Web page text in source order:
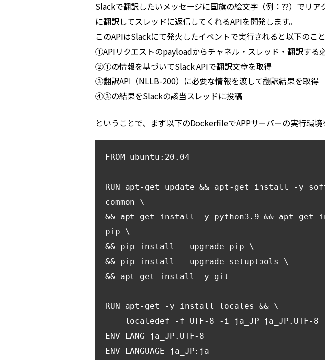
Slackで翻訳したいメッセージに国旗の絵文字（例：??）でリア
に翻訳してスレッドに返信してくれるAPIを開発します。
このAPIはSlackにて発火したイベントで実行されると以下のこ
①APIリクエストのpayloadからチャネル・スレッド・翻訳する
②①の情報を基づいてSlack APIで翻訳文章を取得
③翻訳API（NLLB-200）に必要な情報を渡して翻訳結果を取得
④③の結果をSlackの該当スレッドに投稿
ということで、まず以下のDockerfileでAPPサーバーの実行環境
FROM ubuntu:20.04
RUN apt-get update && apt-get install -y
common \
&& apt-get install -y python3.9 && apt-get
pip \
&& pip install --upgrade pip \
&& pip install --upgrade setuptools \
&& apt-get install -y git
RUN apt-get -y install locales && \
ENV LANG ja_JP.UTF-8
ENV LANGUAGE ja_JP:ja